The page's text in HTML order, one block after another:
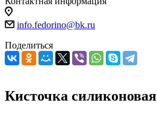
info.fedorino@bk.ru
Поделиться
Кисточка силиконовая